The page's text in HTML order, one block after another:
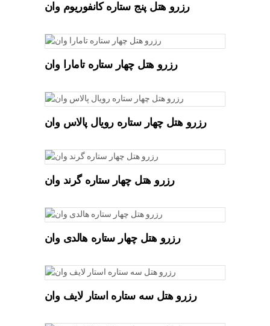
رزرو هتل پنج ستاره کانفوریوم وان
رزرو هتل چهار ستاره تامارا وان
رزرو هتل چهار ستاره رویال پالاس وان
رزرو هتل چهار ستاره گرند وان
رزرو هتل چهار ستاره هالدی وان
رزرو هتل سه ستاره استار لایف وان